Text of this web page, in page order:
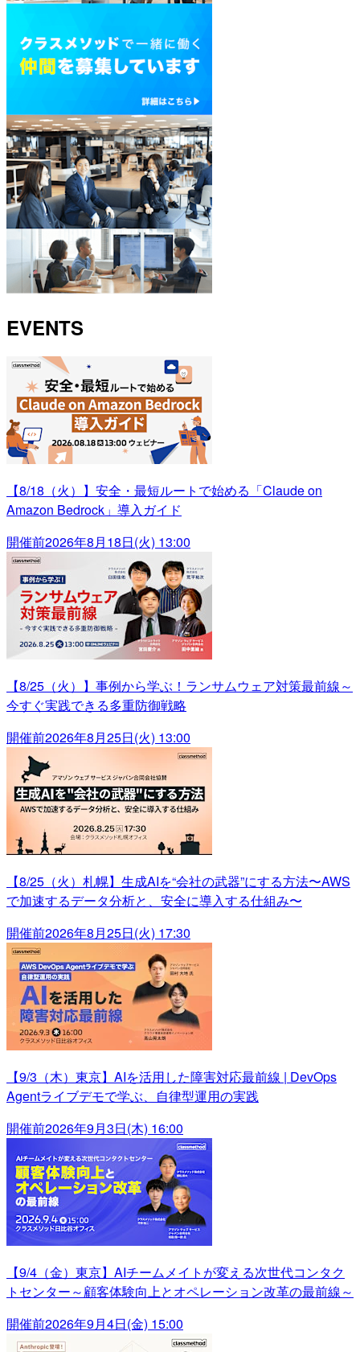
EVENTS
【8/18（火）】安全・最短ルートで始める「Claude on
Amazon Bedrock」導入ガイド
開催前2026年8月18日(火) 13:00
【8/25（火）】事例から学ぶ！ランサムウェア対策最前線～
今すぐ実践できる多重防御戦略
開催前2026年8月25日(火) 13:00
【8/25（火）札幌】生成AIを“会社の武器”にする方法〜AWS
で加速するデータ分析と、安全に導入する仕組み〜
開催前2026年8月25日(火) 17:30
【9/3（木）東京】AIを活用した障害対応最前線 | DevOps
Agentライブデモで学ぶ、自律型運用の実践
開催前2026年9月3日(木) 16:00
【9/4（金）東京】AIチームメイトが変える次世代コンタク
トセンター～顧客体験向上とオペレーション改革の最前線～
開催前2026年9月4日(金) 15:00